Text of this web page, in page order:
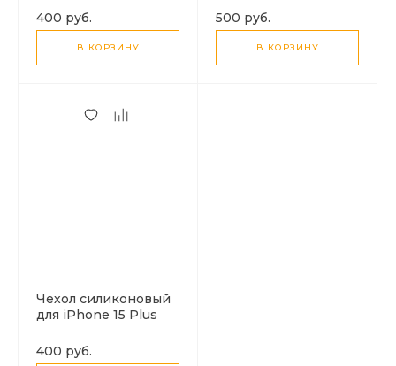
с защитой камеры, X-
CASE, прозрачный
400 руб.
В КОРЗИНУ
защитой камеры, X-
CASE, черный
500 руб.
В КОРЗИНУ
Чехол силиконовый
для iPhone 15 Plus
прозрачный
400 руб.